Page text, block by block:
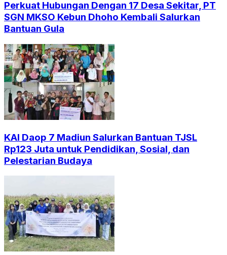
Perkuat Hubungan Dengan 17 Desa Sekitar, PT
SGN MKSO Kebun Dhoho Kembali Salurkan
Bantuan Gula
KAI Daop 7 Madiun Salurkan Bantuan TJSL
Rp123 Juta untuk Pendidikan, Sosial, dan
Pelestarian Budaya